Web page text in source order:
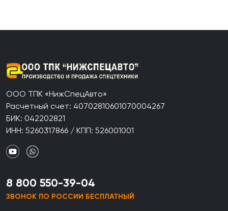
ООО ТПК «НижСпецАвто»
Расчетный счет: 40702810601070004267
БИК: 042202821
ИНН: 5260317866 / КПП: 526001001
8 800 550-39-04
ЗВОНОК ПО РОССИИ БЕСПЛАТНЫЙ